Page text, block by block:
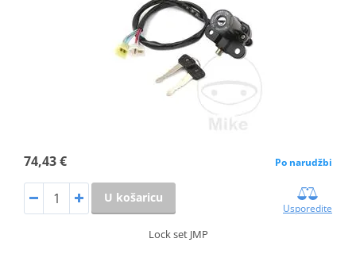
74,43 € Po narudžbi
U košaricu
Usporedite
Lock set JMP